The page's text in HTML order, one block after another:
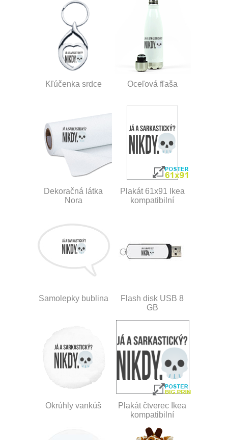
Kľúčenka srdce Oceľová fľaša
Dekoračná látka
Nora
Plakát 61x91 Ikea
kompatibilní
Samolepky bublina
Flash disk USB 8
GB
Okrúhly vankúš
Plakát čtverec Ikea
kompatibilní